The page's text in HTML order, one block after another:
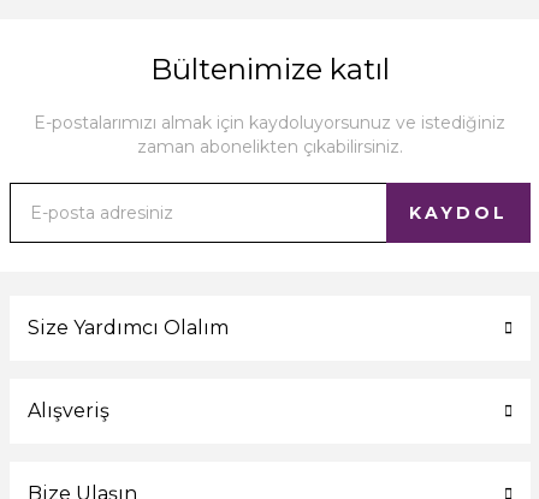
Bültenimize katıl
E-postalarımızı almak için kaydoluyorsunuz ve istediğiniz
zaman abonelikten çıkabilirsiniz.
KAYDOL
Size Yardımcı Olalım
Alışveriş
Bize Ulaşın